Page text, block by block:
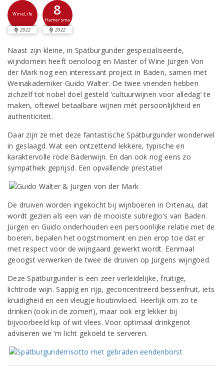
WineLife
2022
8
Hamersma
2022
Naast zijn kleine, in Spätburgunder gespecialiseerde,
wijndomein heeft oenoloog en Master of Wine Jürgen Von
der Mark nog een interessant project in Baden, samen met
Weinakademiker Guido Walter. De twee vrienden hebben
zichzelf tot nobel doel gesteld ‘cultuurwijnen voor alledag’ te
maken, oftewel betaalbare wijnen mét persoonlijkheid en
authenticiteit.
Daar zijn ze met deze fantastische Spätburgunder wonderwel
in geslaagd. Wat een ontzettend lekkere, typische en
karaktervolle rode Badenwijn. En dan ook nog eens zo
sympathiek geprijsd. Een opvallende prestatie!
De druiven worden ingekocht bij wijnboeren in Ortenau, dat
wordt gezien als een van de mooiste subregio’s van Baden.
Jürgen en Guido onderhouden een persoonlijke relatie met de
boeren, bepalen het oogstmoment en zien erop toe dat er
met respect voor de wijngaard gewerkt wordt. Eenmaal
geoogst verwerken de twee de druiven op Jürgens wijngoed.
Deze Spätburgunder is een zeer verleidelijke, fruitige,
lichtrode wijn. Sappig en rijp, geconcentreerd bessenfruit, iets
kruidigheid en een vleugje houtinvloed. Heerlijk om zo te
drinken (ook in de zomer!), maar ook erg lekker bij
bijvoorbeeld kip of wit vlees. Voor optimaal drinkgenot
adviseren we ‘m licht gekoeld te serveren.